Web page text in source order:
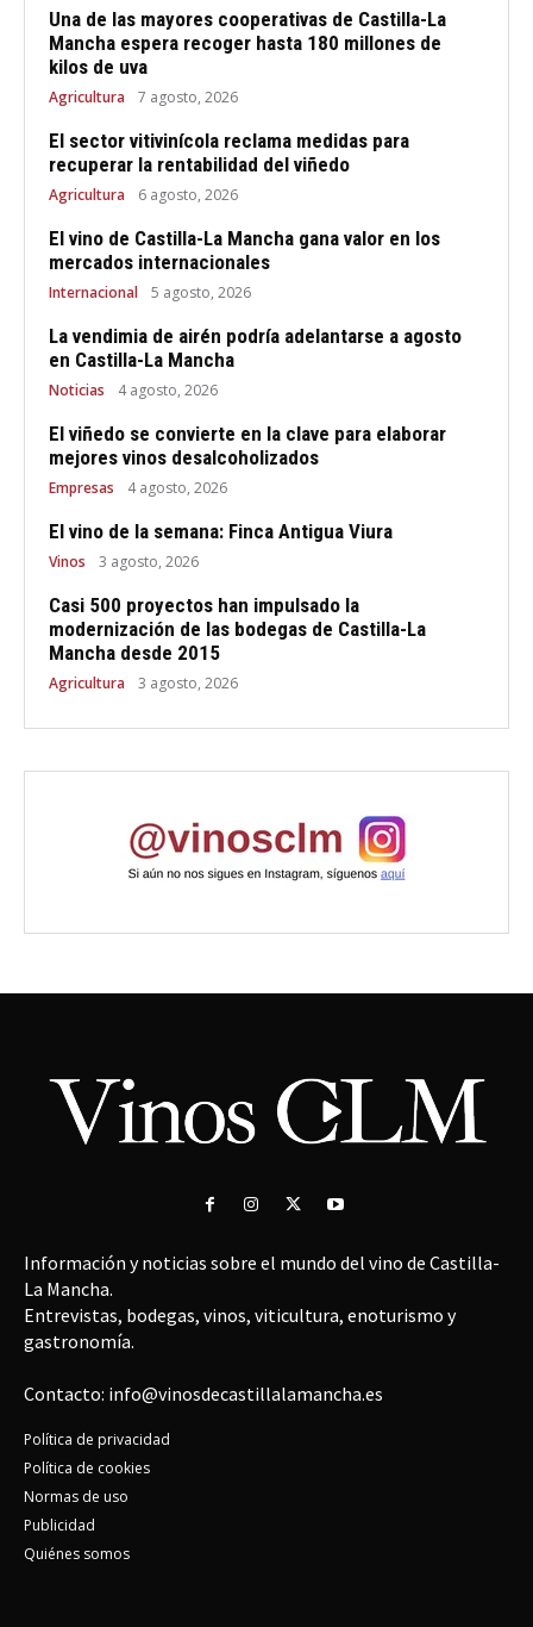
Una de las mayores cooperativas de Castilla-La
Mancha espera recoger hasta 180 millones de
kilos de uva
Agricultura 7 agosto, 2026
El sector vitivinícola reclama medidas para
recuperar la rentabilidad del viñedo
Agricultura 6 agosto, 2026
El vino de Castilla-La Mancha gana valor en los
mercados internacionales
Internacional 5 agosto, 2026
La vendimia de airén podría adelantarse a agosto
en Castilla-La Mancha
Noticias 4 agosto, 2026
El viñedo se convierte en la clave para elaborar
mejores vinos desalcoholizados
Empresas 4 agosto, 2026
El vino de la semana: Finca Antigua Viura
Vinos 3 agosto, 2026
Casi 500 proyectos han impulsado la
modernización de las bodegas de Castilla-La
Mancha desde 2015
Agricultura 3 agosto, 2026
Información y noticias sobre el mundo del vino de Castilla-
La Mancha.
Entrevistas, bodegas, vinos, viticultura, enoturismo y
gastronomía.
Contacto: info@vinosdecastillalamancha.es
Política de privacidad
Política de cookies
Normas de uso
Publicidad
Quiénes somos